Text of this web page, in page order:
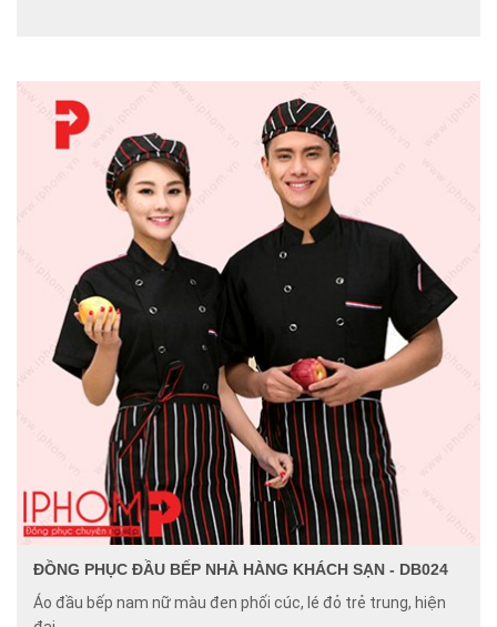
ĐỒNG PHỤC ĐẦU BẾP NHÀ HÀNG KHÁCH SẠN - DB024
Áo đầu bếp nam nữ màu đen phối cúc, lé đỏ trẻ trung, hiện